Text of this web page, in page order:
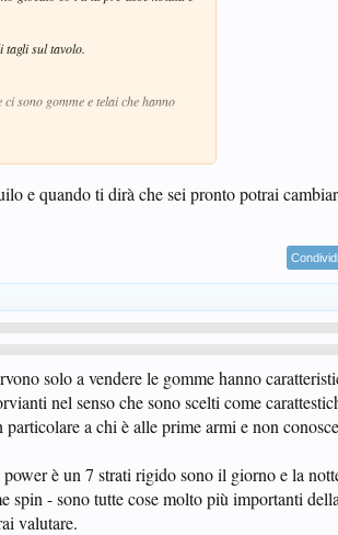
tagli sul tavolo.
ci sono gomme e telai che hanno
e quando ti dirà che sei pronto potrai
Condividi
solo a vendere le gomme hanno
nel senso che sono scelti come
a chi è alle prime armi e non
è un 7 strati rigido sono il giorno e la
spin - sono tutte cose molto più importanti della
valutare.